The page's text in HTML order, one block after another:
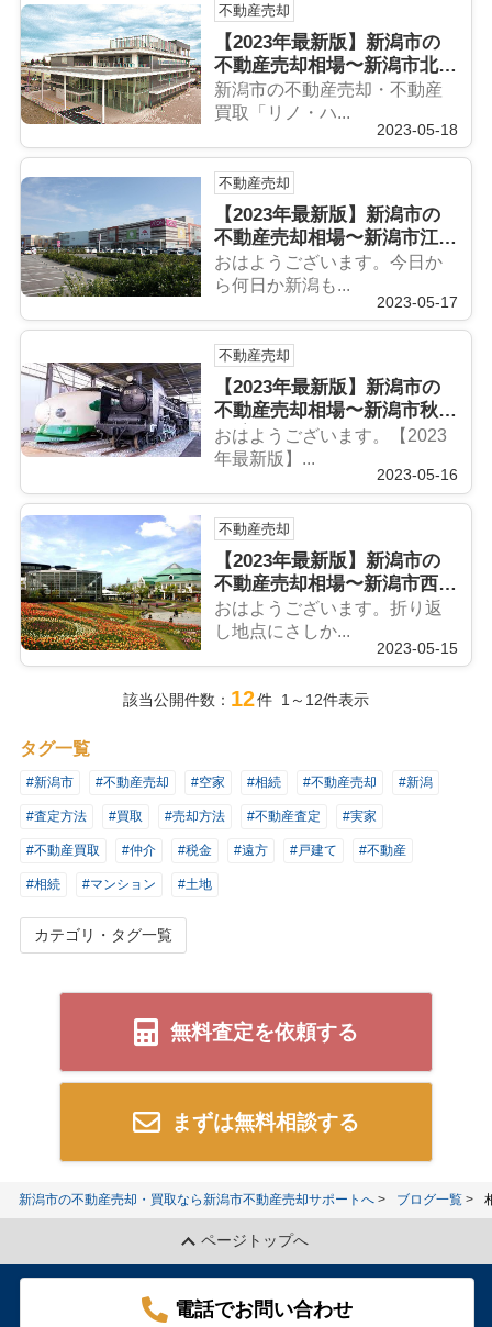
不動産売却
【2023年最新版】新潟市の
不動産売却相場〜新潟市北区
編〜
新潟市の不動産売却・不動産
買取「リノ・ハ...
2023-05-18
不動産売却
【2023年最新版】新潟市の
不動産売却相場〜新潟市江南
区編〜
おはようございます。今日か
ら何日か新潟も...
2023-05-17
不動産売却
【2023年最新版】新潟市の
不動産売却相場〜新潟市秋葉
区編〜
おはようございます。【2023
年最新版】...
2023-05-16
不動産売却
【2023年最新版】新潟市の
不動産売却相場〜新潟市西区
編〜
おはようございます。折り返
し地点にさしか...
2023-05-15
該当公開件数： 12件 1～12件表示
タグ一覧
#新潟市 #不動産売却 #空家 #相続 #不動産売却 #新潟
#査定方法 #買取 #売却方法 #不動産査定 #実家
#不動産買取 #仲介 #税金 #遠方 #戸建て #不動産
#相続 #マンション #土地
カテゴリ・タグ一覧
無料査定を依頼する
まずは無料相談する
新潟市の不動産売却・買取なら新潟市不動産売却サポートへ ブログ一覧
ページトップへ
電話でお問い合わせ